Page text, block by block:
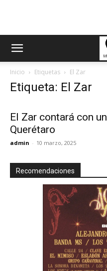
Inicio Etiquetas El Zar
Etiqueta: El Zar
El Zar contará con
Querétaro
admin - 10 marzo, 2025
Recomendaciones